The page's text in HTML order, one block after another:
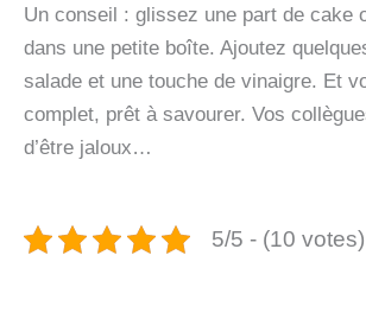
Un conseil : glissez une part de cake
dans une petite boîte. Ajoutez
salade et une touche de vinaigre. Et
complet, prêt à savourer. Vos
d’être jaloux…
5/5 - (10 votes)